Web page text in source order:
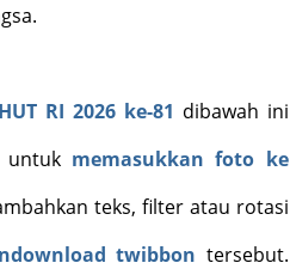
RI 2026 ke-81 dibawah ini
untuk memasukkan foto ke
teks, filter atau rotasi
twibbon tersebut.